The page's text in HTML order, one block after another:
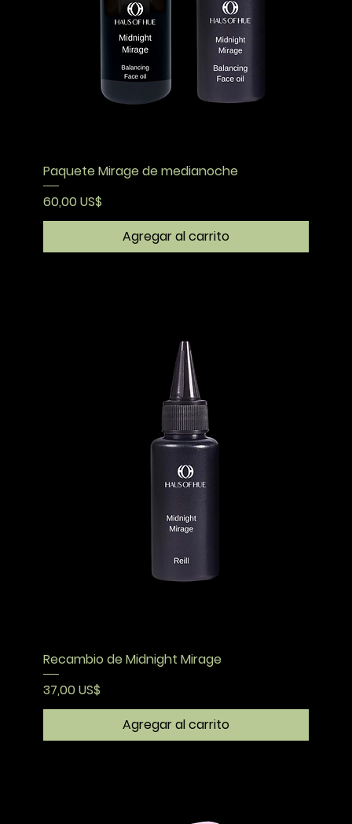
Paquete Mirage de medianoche
Precio
60,00 US$
Agregar al carrito
Recambio de Midnight Mirage
Precio
37,00 US$
Agregar al carrito